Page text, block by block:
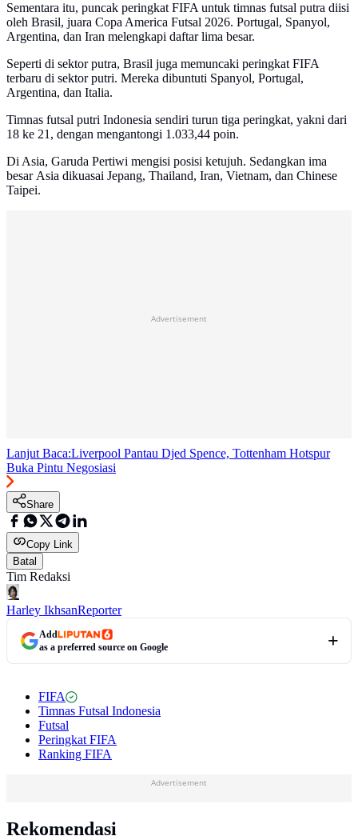
Sementara itu, puncak peringkat FIFA untuk timnas futsal putra diisi
oleh Brasil, juara Copa America Futsal 2026. Portugal, Spanyol,
Argentina, dan Iran melengkapi daftar lima besar.
Seperti di sektor putra, Brasil juga memuncaki peringkat FIFA
terbaru di sektor putri. Mereka dibuntuti Spanyol, Portugal,
Argentina, dan Italia.
Timnas futsal putri Indonesia sendiri turun tiga peringkat, yakni dari
18 ke 21, dengan mengantongi 1.033,44 poin.
Di Asia, Garuda Pertiwi mengisi posisi ketujuh. Sedangkan ima
besar Asia dikuasai Jepang, Thailand, Iran, Vietnam, dan Chinese
Taipei.
Advertisement
Lanjut Baca:Liverpool Pantau Djed Spence, Tottenham Hotspur
Buka Pintu Negosiasi
Share
Copy Link
Batal
Tim Redaksi
Harley IkhsanReporter
Add
as a preferred source on Google
FIFA
Timnas Futsal Indonesia
Futsal
Peringkat FIFA
Ranking FIFA
Advertisement
Rekomendasi